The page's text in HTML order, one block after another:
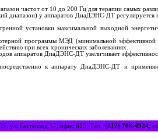
частот от 10 до 200 Гц для терапии самых
диапазон) у аппаратов ДиаДЭНС-ДТ
установки максимальной выходной
программы МЭД (минимальной эффективной
при всех хронических заболеваниях.
аппаратов ДиаДЭНС-ДТ увеличивает
к аппарату ДиаДЭНС-ДТ и
ул. Гастеллод.17, офис 613. Тел. (812) 708-4924 ,